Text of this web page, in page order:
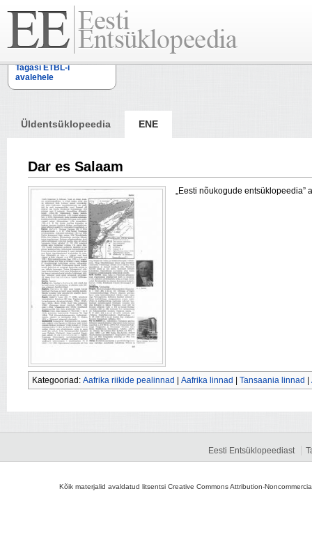
Tagasi ETBL-i
avalehele
Üldentsüklopeedia ENE
Dar es Salaam
„Eesti nõukogude entsüklopeedia”
Kategooriad: Aafrika riikide pealinnad Aafrika linnad Tansaania linnad
Eesti Entsüklopeediast
Kõik materjalid avaldatud litsentsi Creative Commons Attribution-